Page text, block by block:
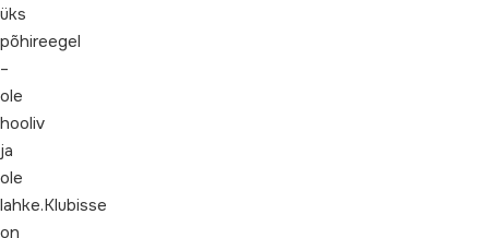
üks
põhireegel
–
ole
hooliv
ja
ole
lahke.Klubisse
on